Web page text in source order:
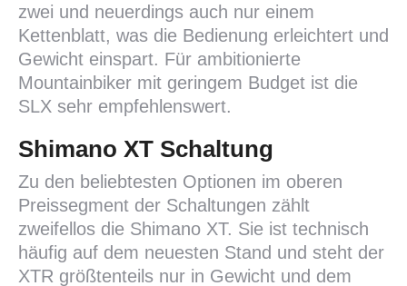
zwei und neuerdings auch nur einem
Kettenblatt, was die Bedienung erleichtert und
Gewicht einspart. Für ambitionierte
Mountainbiker mit geringem Budget ist die
SLX sehr empfehlenswert.
Shimano XT Schaltung
Zu den beliebtesten Optionen im oberen
Preissegment der Schaltungen zählt
zweifellos die Shimano XT. Sie ist technisch
häufig auf dem neuesten Stand und steht der
XTR größtenteils nur in Gewicht und dem